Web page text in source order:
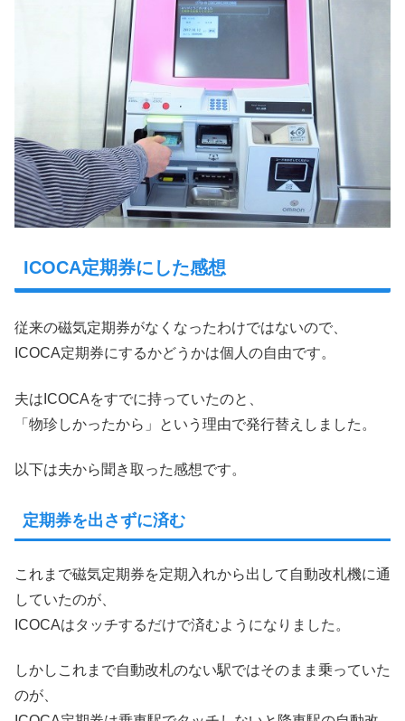
ICOCA定期券にした感想
従来の磁気定期券がなくなったわけではないので、
ICOCA定期券にするかどうかは個人の自由です。
夫はICOCAをすでに持っていたのと、
「物珍しかったから」という理由で発行替えしました。
以下は夫から聞き取った感想です。
定期券を出さずに済む
これまで磁気定期券を定期入れから出して自動改札機に通
していたのが、
ICOCAはタッチするだけで済むようになりました。
しかしこれまで自動改札のない駅ではそのまま乗っていた
のが、